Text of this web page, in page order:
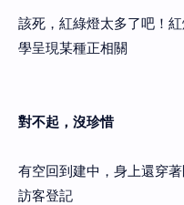
該死，紅綠燈太多了吧！
學呈現某種正相關
對不起，沒珍惜
有空回到建中，身上還穿
訪客登記